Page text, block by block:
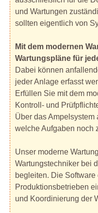
und Wartungen
sollten eigentlich von
Mit dem modernen
Wartungspläne für
Dabei können
jeder Anlage erfasst
Erfüllen Sie mit dem
Kontroll- und
Über das
welche Aufgaben noch
Unser moderne
Wartungstechniker bei
begleiten. Die Software
Produktionsbetrieben
und Koordinierung der